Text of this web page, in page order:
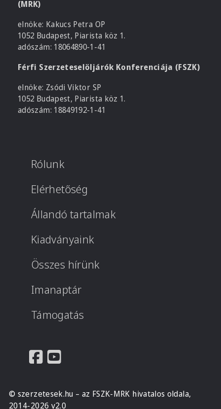
(MRK)
elnöke: Kakucs Petra OP
1052 Budapest, Piarista köz 1.
adószám: 18064890-1-41
Férfi Szerzeteselöljárók Konferenciája (FSZK)
elnöke: Zsódi Viktor SP
1052 Budapest, Piarista köz 1.
adószám: 18849192-1-41
Rólunk
Elérhetőség
Állandó tartalmak
Kiadványaink
Összes hírünk
Imanaptár
Támogatás
© szerzetesek.hu – az FSZK-MRK hivatalos oldala,
2014-2026 v2.0